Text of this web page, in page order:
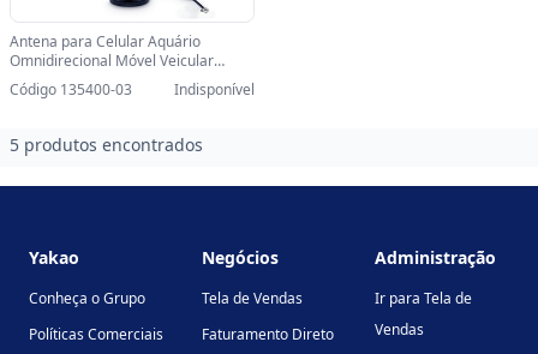
Antena para Celular Aquário
Omnidirecional Móvel Veicular
Quadriband 7 DBI - CM-907T-
SINOP-03 - CM-907T
Código 135400-03 Indisponível
5 produtos encontrados
Yakao
Conheça o Grupo
Políticas Comerciais
Negócios
Tela de Vendas
Faturamento Direto
Administração
Ir para Tela de
Vendas